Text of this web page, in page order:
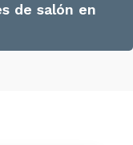
de salón en